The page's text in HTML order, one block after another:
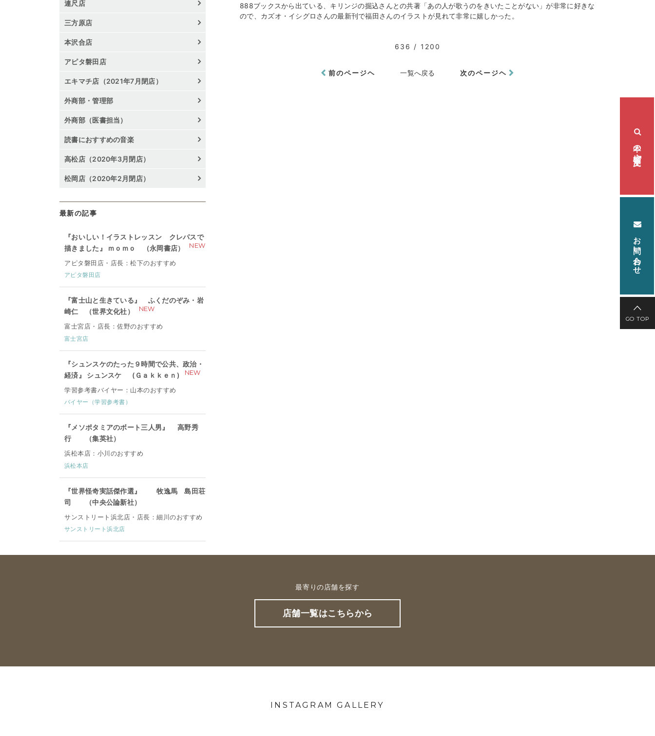
本の検索・注文
お問い合わせ
GO TOP
888ブックスから出ている、キリンジの掘込さんとの共著「あの人が歌うのをきいたことがない」が非常に好きな
ので、カズオ・イシグロさんの最新刊で福田さんのイラストが見れて非常に嬉しかった。
636 / 1200
前のページヘ 一覧へ戻る 次のページヘ
連尺店
三方原店
本沢合店
アピタ磐田店
エキマチ店（2021年7月閉店）
外商部・管理部
外商部（医書担当）
読書におすすめの音楽
高松店（2020年3月閉店）
松岡店（2020年2月閉店）
最新の記事
『おいしい！イラストレッスン クレパスで
描きました』 ｍｏｍｏ （永岡書店）
NEW
アピタ磐田店・店長：松下のおすすめ
アピタ磐田店
『富士山と生きている』 ふくだのぞみ・岩
崎仁 （世界文化社）
NEW
富士宮店・店長：佐野のおすすめ
富士宮店
『シュンスケのたった９時間で公共、政治・
経済』 シュンスケ (Ｇａｋｋｅｎ)
NEW
学習参考書バイヤー：山本のおすすめ
バイヤー（学習参考書）
『メソポタミアのボート三人男』 高野秀
行 （集英社）
浜松本店：小川のおすすめ
浜松本店
『世界怪奇実話傑作選』 牧逸馬 島田荘
司 （中央公論新社）
サンストリート浜北店・店長：細川のおすすめ
サンストリート浜北店
最寄りの店舗を探す
店舗一覧はこちらから
INSTAGRAM GALLERY